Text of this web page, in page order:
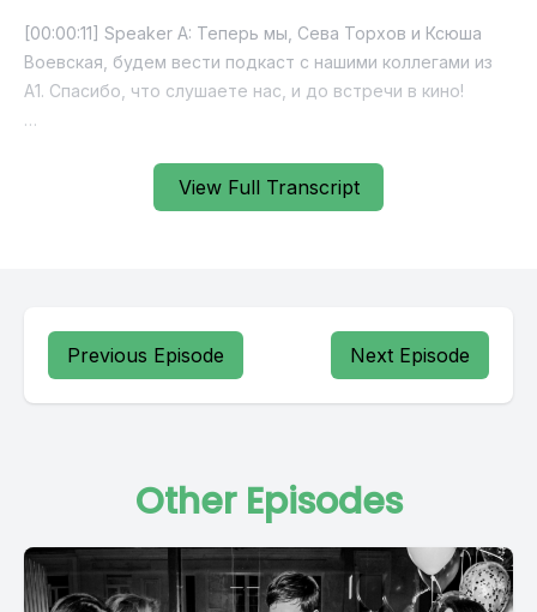
View Full Transcript
Previous Episode Next Episode
Other Episodes